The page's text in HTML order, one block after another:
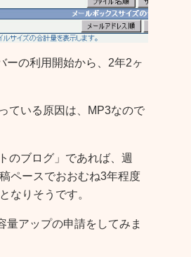
ーの利用開始から、2年2ヶ
ている原因は、MP3なので
のブログ」であれば、週
ペースでおおむね3年程度
なりそうです。
量アップの申請をしてみま